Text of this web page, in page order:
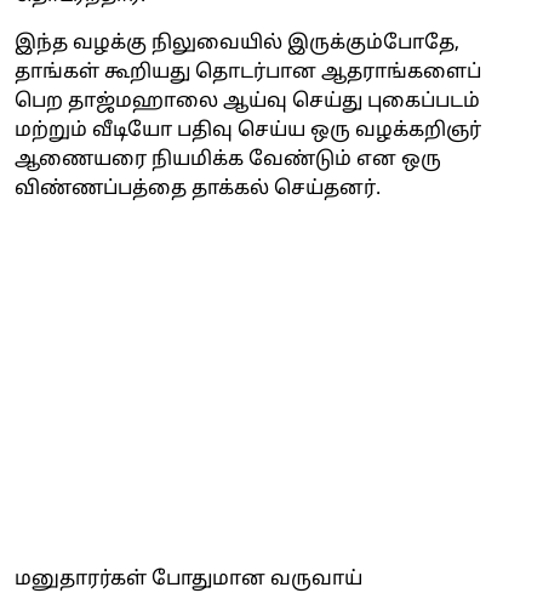
இந்த வழக்கு நிலுவையில் இருக்கும்போதே,
தாங்கள் கூறியது தொடர்பான ஆதராங்களைப்
பெற தாஜ்மஹாலை ஆய்வு செய்து புகைப்படம்
மற்றும் வீடியோ பதிவு செய்ய ஒரு வழக்கறிஞர்
ஆணையரை நியமிக்க வேண்டும் என ஒரு
விண்ணப்பத்தை தாக்கல் செய்தனர்.
மனுதாரர்கள் போதுமான வருவாய்